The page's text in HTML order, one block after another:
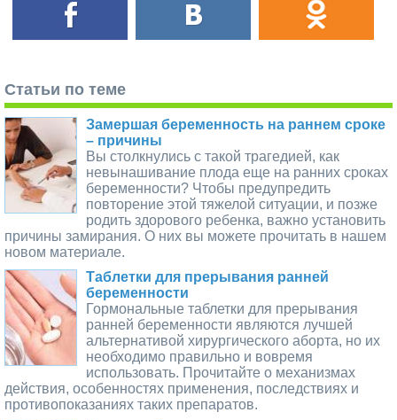
Статьи по теме
Замершая беременность на раннем сроке
– причины
Вы столкнулись с такой трагедией, как
невынашивание плода еще на ранних сроках
беременности? Чтобы предупредить
повторение этой тяжелой ситуации, и позже
родить здорового ребенка, важно установить
причины замирания. О них вы можете прочитать в нашем
новом материале.
Таблетки для прерывания ранней
беременности
Гормональные таблетки для прерывания
ранней беременности являются лучшей
альтернативой хирургического аборта, но их
необходимо правильно и вовремя
использовать. Прочитайте о механизмах
действия, особенностях применения, последствиях и
противопоказаниях таких препаратов.